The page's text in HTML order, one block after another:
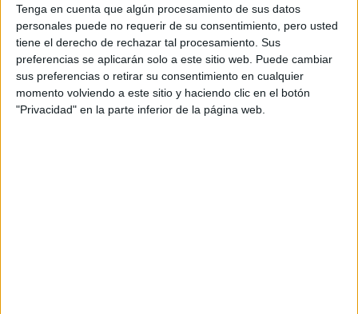
Tenga en cuenta que algún procesamiento de sus datos
personales puede no requerir de su consentimiento, pero usted
tiene el derecho de rechazar tal procesamiento. Sus
preferencias se aplicarán solo a este sitio web. Puede cambiar
sus preferencias o retirar su consentimiento en cualquier
momento volviendo a este sitio y haciendo clic en el botón
"Privacidad" en la parte inferior de la página web.
En mayo, Rodriguez había expresado: "Al ver todas estas
cosas por las que Blanca tuvo que pasar
personalmente, mentalmente, y verla salir